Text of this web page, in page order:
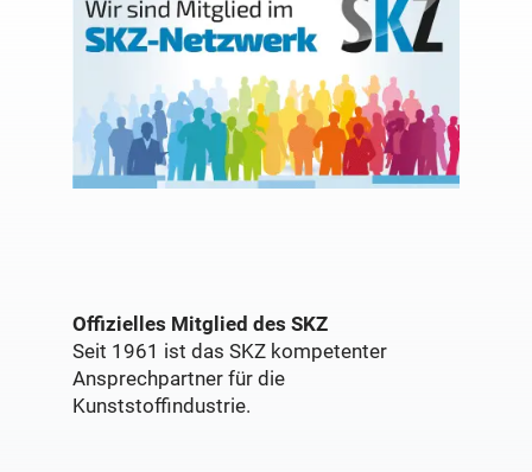
Offizielles Mitglied des SKZ
Seit 1961 ist das SKZ kompetenter
Ansprechpartner für die
Kunststoffindustrie.